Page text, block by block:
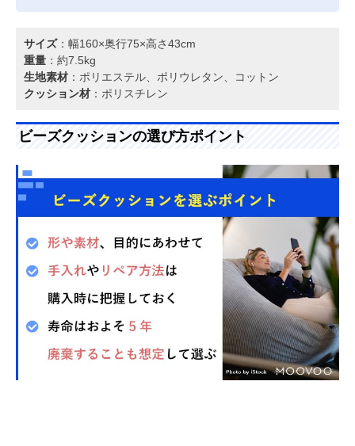
サイズ：幅160×奥行75×高さ43cm
重量 ：約7.5kg
生地素材 ：ポリエステル、ポリウレタン、コットン
クッション材 ：ポリスチレン
ビーズクッションの選び方ポイント